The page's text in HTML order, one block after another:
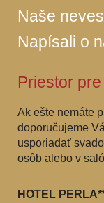
Naše
Napísali o
Priestor
Ak ešte nemáte
doporučujeme
usporiadať
osôb alebo v
HOTEL